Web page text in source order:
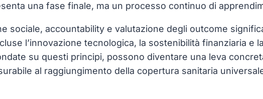
una fase finale, ma un processo continuo di
sociale, accountability e valutazione degli outcome
l’innovazione tecnologica, la sostenibilità finanziaria e
su questi principi, possono diventare una leva
al raggiungimento della copertura sanitaria